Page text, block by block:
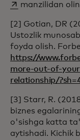
manzilidan
[2] Gotian, DR
Ustozlik
foyda olish.
https://
more-out-of-
relationship/
[3] Starr, R.
biznes
o'sishga katta
aytishadi. Kichik